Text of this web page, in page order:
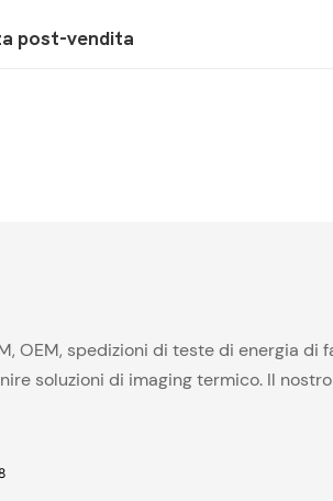
post-vendita
OEM, spedizioni di teste di energia
soluzioni di imaging termico. Il